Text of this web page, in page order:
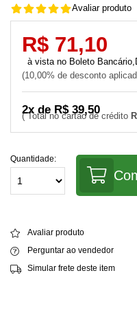
Avaliar produto
2x de R$ 39,50
R$ 71,10
10,00% de desconto
Boleto
Quantidade:
Avaliar produto
Perguntar ao vendedor
Simular frete deste item